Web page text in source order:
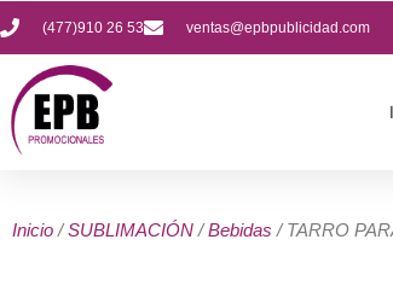
(477)910 26 53 ventas@epbpublicidad.com
Inicio /SUBLIMACIÓN /Bebidas / TARRO